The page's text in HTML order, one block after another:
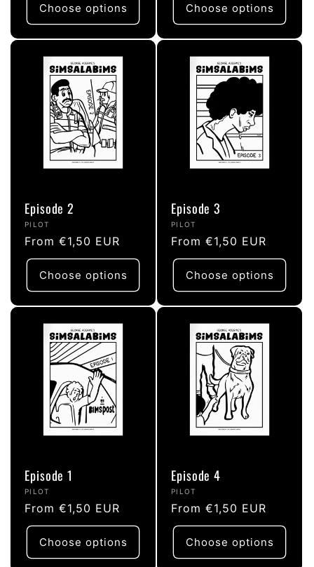
n
Choose options Choose options
Episode 2
Vendor:
PILOT
Regular
price
From €1,50 EUR
Choose options
Episode 3
Vendor:
PILOT
Regular
price
From €1,50 EUR
Choose options
Episode 1
Vendor:
PILOT
Regular
price
From €1,50 EUR
Choose options
Episode 4
Vendor:
PILOT
Regular
price
From €1,50 EUR
Choose options